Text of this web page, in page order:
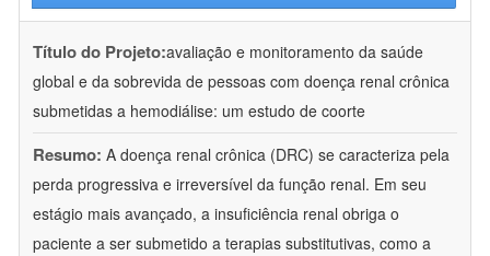
Título do Projeto:avaliação e monitoramento da saúde
global e da sobrevida de pessoas com doença renal crônica
submetidas a hemodiálise: um estudo de coorte
Resumo: A doença renal crônica (DRC) se caracteriza pela
perda progressiva e irreversível da função renal. Em seu
estágio mais avançado, a insuficiência renal obriga o
paciente a ser submetido a terapias substitutivas, como a